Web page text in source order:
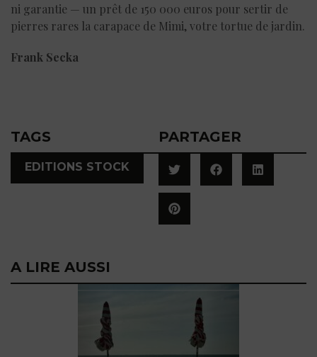
ni garantie — un prêt de 150 000 euros pour sertir de
pierres rares la carapace de Mimi, votre tortue de jardin.
Frank Secka
TAGS
EDITIONS STOCK
PARTAGER
A LIRE AUSSI